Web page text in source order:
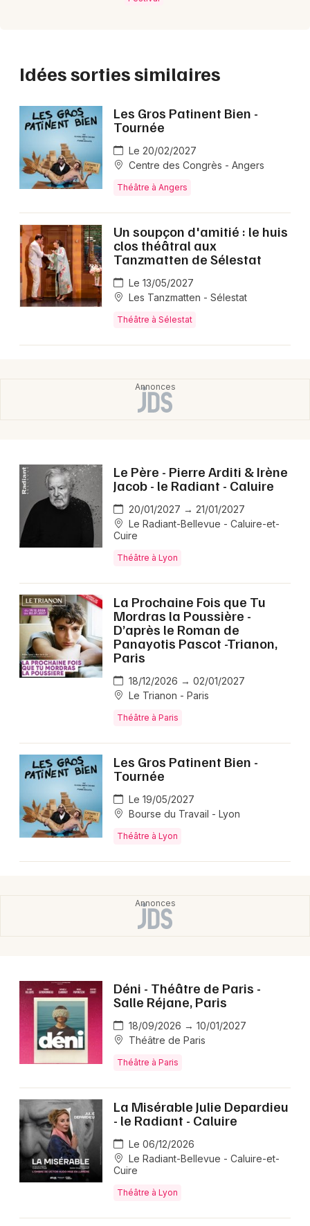
Idées sorties similaires
Les Gros Patinent Bien -
Tournée
Le 20/02/2027
Centre des Congrès - Angers
Théâtre à Angers
Un soupçon d'amitié : le huis
clos théâtral aux
Tanzmatten de Sélestat
Le 13/05/2027
Les Tanzmatten - Sélestat
Théâtre à Sélestat
Le Père - Pierre Arditi & Irène
Jacob - le Radiant - Caluire
20/01/2027 → 21/01/2027
Le Radiant-Bellevue - Caluire-et-
Cuire
Théâtre à Lyon
La Prochaine Fois que Tu
Mordras la Poussière -
D’après le Roman de
Panayotis Pascot -Trianon,
Paris
18/12/2026 → 02/01/2027
Le Trianon - Paris
Théâtre à Paris
Les Gros Patinent Bien -
Tournée
Le 19/05/2027
Bourse du Travail - Lyon
Théâtre à Lyon
Déni - Théâtre de Paris -
Salle Réjane, Paris
18/09/2026 → 10/01/2027
Théâtre de Paris
Théâtre à Paris
La Misérable Julie Depardieu
- le Radiant - Caluire
Le 06/12/2026
Le Radiant-Bellevue - Caluire-et-
Cuire
Théâtre à Lyon